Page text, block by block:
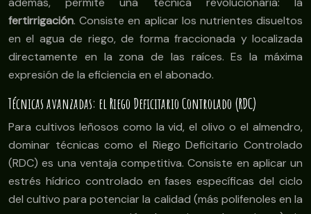
fertirrigación. Consiste en aplicar los nutrientes disueltos
en el agua de riego, de forma fraccionada y localizada
directamente en la zona de las raíces. Es la máxima
expresión de la eficiencia en el abonado.
Técnicas avanzadas: el Riego Deficitario Controlado (RDC)
Para cultivos leñosos como la vid, el olivo o el almendro,
dominar técnicas como el Riego Deficitario Controlado
(RDC) es una ventaja competitiva. Consiste en aplicar un
estrés hídrico controlado en fases específicas del ciclo
del cultivo para potenciar la calidad (más polifenoles en la